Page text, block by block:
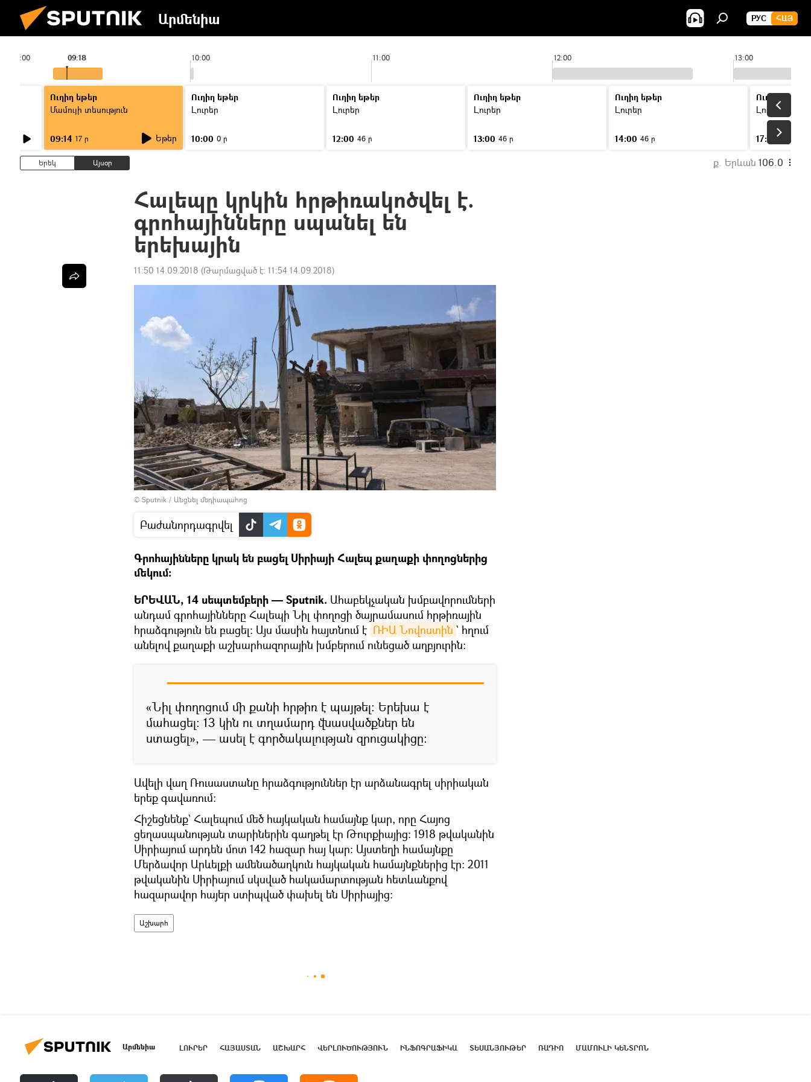
Արմենիա РУС ՀԱՅ
09:00 10:00 11:00 12:00 13:00
09:18
Ուղիղ եթեր
Մամուլի տեսություն
09:14 17 ր Եթեր
Ուղիղ եթեր
Լուրեր
10:00 0 ր
Ուղիղ եթեր
Լուրեր
12:00 46 ր
Ուղիղ եթեր
Լուրեր
13:00 46 ր
Ուղիղ եթեր
Լուրեր
14:00 46 ր
Ուղիղ եթեր
Լուրեր
17:00
Երեկ Այսօր ք. Երևան 106.0
Հալեպը կրկին հրթիռակոծվել է.
գրոհայինները սպանել են
երեխային
11:50 14.09.2018 (Թարմացված է: 11:54 14.09.2018)
© Sputnik / Անցնել մեդիապահոց
Բաժանորդագրվել
Գրոհայինները կրակ են բացել Սիրիայի Հալեպ քաղաքի փողոցներից
մեկում։
ԵՐԵՎԱՆ, 14 սեպտեմբերի — Sputnik. Ահաբեկչական խմբավորումների
անդամ գրոհայինները Հալեպի Նիլ փողոցի ծայրամասում հրթիռային
հրաձգություն են բացել։ Այս մասին հայտնում է ՌԻԱ Նովոստին ` հղում
անելով քաղաքի աշխարհազորային խմբերում ունեցած աղբյուրին։
«Նիլ փողոցում մի քանի հրթիռ է պայթել։ Երեխա է
մահացել։ 13 կին ու տղամարդ վնասվածքներ են
ստացել», — ասել է գործակալության զրուցակիցը։
Ավելի վաղ Ռուսաստանը հրաձգություններ էր արձանագրել սիրիական
երեք գավառում։
Հիշեցնենք` Հալեպում մեծ հայկական համայնք կար, որը Հայոց
ցեղասպանության տարիներին գաղթել էր Թուրքիայից։ 1918 թվականին
Սիրիայում արդեն մոտ 142 հազար հայ կար։ Այստեղի համայնքը
Մերձավոր Արևելքի ամենածաղկուն հայկական համայնքներից էր։ 2011
թվականին Սիրիայում սկսված հակամարտության հետևանքով
հազարավոր հայեր ստիպված փախել են Սիրիայից։
Աշխարհ
Արմենիա ԼՈՒՐԵՐ ՀԱՅԱՍՏԱՆ ԱՇԽԱՐՀ ՎԵՐԼՈՒԾՈՒԹՅՈՒՆ ԻՆՖՈԳՐԱՖԻԿԱ ՏԵՍԱՆՅՈՒԹԵՐ ՌԱԴԻՈ ՄԱՄՈՒԼԻ ԿԵՆՏՐՈՆ